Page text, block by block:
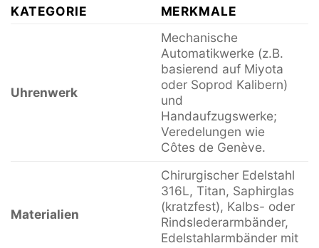
KATEGORIE MERKMALE
Uhrenwerk
Mechanische
Automatikwerke (z.B.
basierend auf Miyota
oder Soprod Kalibern)
und
Handaufzugswerke;
Veredelungen wie
Côtes de Genève.
Materialien
Chirurgischer Edelstahl
316L, Titan, Saphirglas
(kratzfest), Kalbs- oder
Rindslederarmbänder,
Edelstahlarmbänder mit